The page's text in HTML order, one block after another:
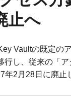
止へ
Vaultの既定の
行し、従来の「
年2月28日に廃止